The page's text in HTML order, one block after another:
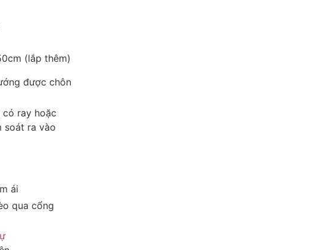
(lắp thêm)
được chôn
có ray hoặc
soát ra vào
ái
qua cổng